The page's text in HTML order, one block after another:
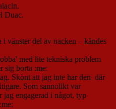
Duac.
vänster del av nacken – kändes
med lite tekniska problem
sig borta :me:
Skönt att jag inte har den där
Som sannolikt var
jag engagerad i något, typ